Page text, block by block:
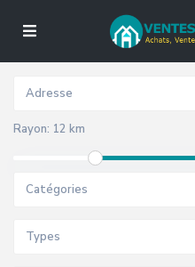
Rayon: 12 km
Catégories
Types